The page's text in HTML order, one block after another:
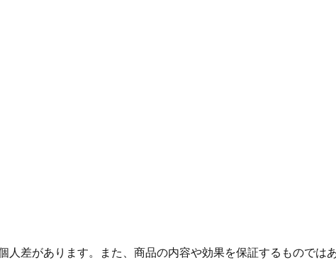
人差があります。また、商品の内容や効果を保証するものではあ